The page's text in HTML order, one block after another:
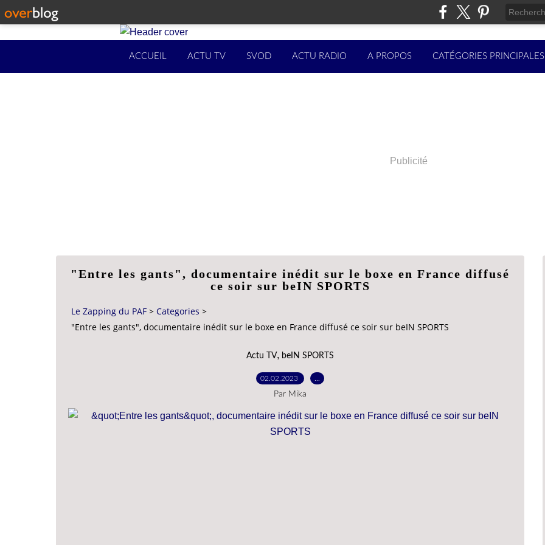
ACCUEIL ACTU TV SVOD ACTU RADIO A PROPOS CATÉGORIES PRINCIPALES
Publicité
"Entre les gants", documentaire inédit sur le boxe en France diffusé
ce soir sur beIN SPORTS
Le Zapping du PAF > Categories >
"Entre les gants", documentaire inédit sur le boxe en France diffusé ce soir sur beIN SPORTS
Actu TV, beIN SPORTS
02.02.2023
Par Mika